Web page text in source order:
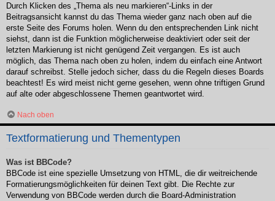
Durch Klicken des „Thema als neu markieren“-Links in der
Beitragsansicht kannst du das Thema wieder ganz nach oben auf die
erste Seite des Forums holen. Wenn du den entsprechenden Link nicht
siehst, dann ist die Funktion möglicherweise deaktiviert oder seit der
letzten Markierung ist nicht genügend Zeit vergangen. Es ist auch
möglich, das Thema nach oben zu holen, indem du einfach eine Antwort
darauf schreibst. Stelle jedoch sicher, dass du die Regeln dieses Boards
beachtest! Es wird meist nicht gerne gesehen, wenn ohne triftigen Grund
auf alte oder abgeschlossene Themen geantwortet wird.
Nach oben
Textformatierung und Thementypen
Was ist BBCode?
BBCode ist eine spezielle Umsetzung von HTML, die dir weitreichende
Formatierungsmöglichkeiten für deinen Text gibt. Die Rechte zur
Verwendung von BBCode werden durch die Board-Administration